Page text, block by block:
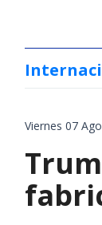
Viernes 07